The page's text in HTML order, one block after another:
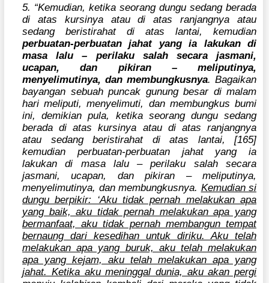
5. “Kemudian, ketika seorang dungu sedang berada
di atas kursinya atau di atas ranjangnya atau
sedang beristirahat di atas lantai, kemudian
perbuatan-perbuatan jahat yang ia lakukan di
masa lalu – perilaku salah secara jasmani,
ucapan, dan pikiran – meliputinya,
menyelimutinya, dan membungkusnya. Bagaikan
bayangan sebuah puncak gunung besar di malam
hari meliputi, menyelimuti, dan membungkus bumi
ini, demikian pula, ketika seorang dungu sedang
berada di atas kursinya atau di atas ranjangnya
atau sedang beristirahat di atas lantai, [165]
kemudian perbuatan-perbuatan jahat yang ia
lakukan di masa lalu – perilaku salah secara
jasmani, ucapan, dan pikiran – meliputinya,
menyelimutinya, dan membungkusnya. Kemudian si
dungu berpikir: ‘Aku tidak pernah melakukan apa
yang baik, aku tidak pernah melakukan apa yang
bermanfaat, aku tidak pernah membangun tempat
bernaung dari kesedihan untuk diriku. Aku telah
melakukan apa yang buruk, aku telah melakukan
apa yang kejam, aku telah melakukan apa yang
jahat. Ketika aku meninggal dunia, aku akan pergi